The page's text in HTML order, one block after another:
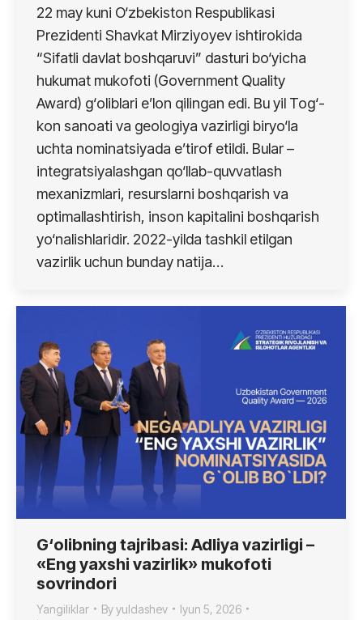
22 may kuni O‘zbekiston Respublikasi
Prezidenti Shavkat Mirziyoyev ishtirokida
“Sifatli davlat boshqaruvi” dasturi bo‘yicha
hukumat mukofoti (Government Quality
Award) g‘oliblari e’lon qilingan edi. Bu yil Tog‘-
kon sanoati va geologiya vazirligi biryo‘la
uchta nominatsiyada e’tirof etildi. Bular –
integratsiyalashgan qo‘llab-quvvatlash
mexanizmlari, resurslarni boshqarish va
optimallashtirish, inson kapitalini boshqarish
yo‘nalishlaridir. 2022-yilda tashkil etilgan
vazirlik uchun bunday natija…
G‘olibning tajribasi: Adliya vazirligi –
«Eng yaxshi vazirlik» mukofoti
sovrindori
Yangiliklar Byyuldashev
Iyun 5, 2026